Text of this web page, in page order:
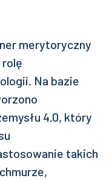
merytoryczny
Na bazie
4.0, który
takich